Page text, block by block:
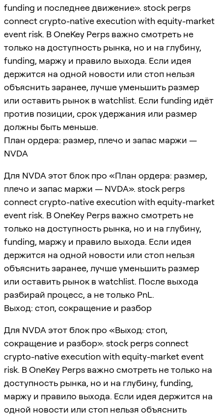
funding и последнее движение». stock perps
connect crypto-native execution with equity-market
event risk. В OneKey Perps важно смотреть не
только на доступность рынка, но и на глубину,
funding, маржу и правило выхода. Если идея
держится на одной новости или стоп нельзя
объяснить заранее, лучше уменьшить размер
или оставить рынок в watchlist. Если funding идёт
против позиции, срок удержания или размер
должны быть меньше.
План ордера: размер, плечо и запас маржи —
NVDA
Для NVDA этот блок про «План ордера: размер,
плечо и запас маржи — NVDA». stock perps
connect crypto-native execution with equity-market
event risk. В OneKey Perps важно смотреть не
только на доступность рынка, но и на глубину,
funding, маржу и правило выхода. Если идея
держится на одной новости или стоп нельзя
объяснить заранее, лучше уменьшить размер
или оставить рынок в watchlist. После выхода
разбирай процесс, а не только PnL.
Выход: стоп, сокращение и разбор
Для NVDA этот блок про «Выход: стоп,
сокращение и разбор». stock perps connect
crypto-native execution with equity-market event
risk. В OneKey Perps важно смотреть не только на
доступность рынка, но и на глубину, funding,
маржу и правило выхода. Если идея держится на
одной новости или стоп нельзя объяснить